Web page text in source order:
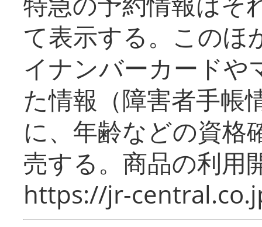
て表示する。このほ
イナンバーカードや
た情報（障害者手帳
に、年齢などの資格
売する。商品の利用
https://jr-